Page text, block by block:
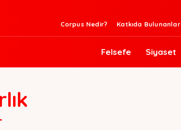
Corpus Nedir? Katkıda Bulunanlar
Felsefe Siyaset